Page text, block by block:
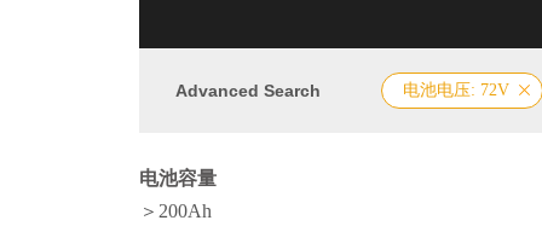
Advanced Search 电池电压: 72V
电池容量
＞200Ah